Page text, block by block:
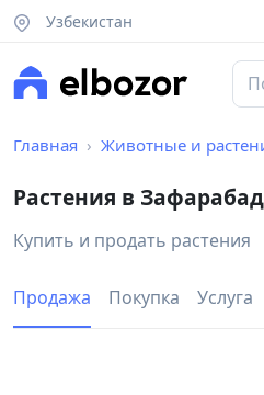
Узбекистан
Главная Животные и
Растения в
Купить и продать растения
Продажа Покупка Услуга